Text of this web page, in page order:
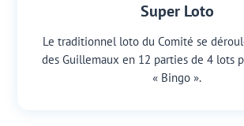
Super Loto
Le traditionnel loto du Comité se
des Guillemaux en 12 parties de 4 lots
« Bingo ».